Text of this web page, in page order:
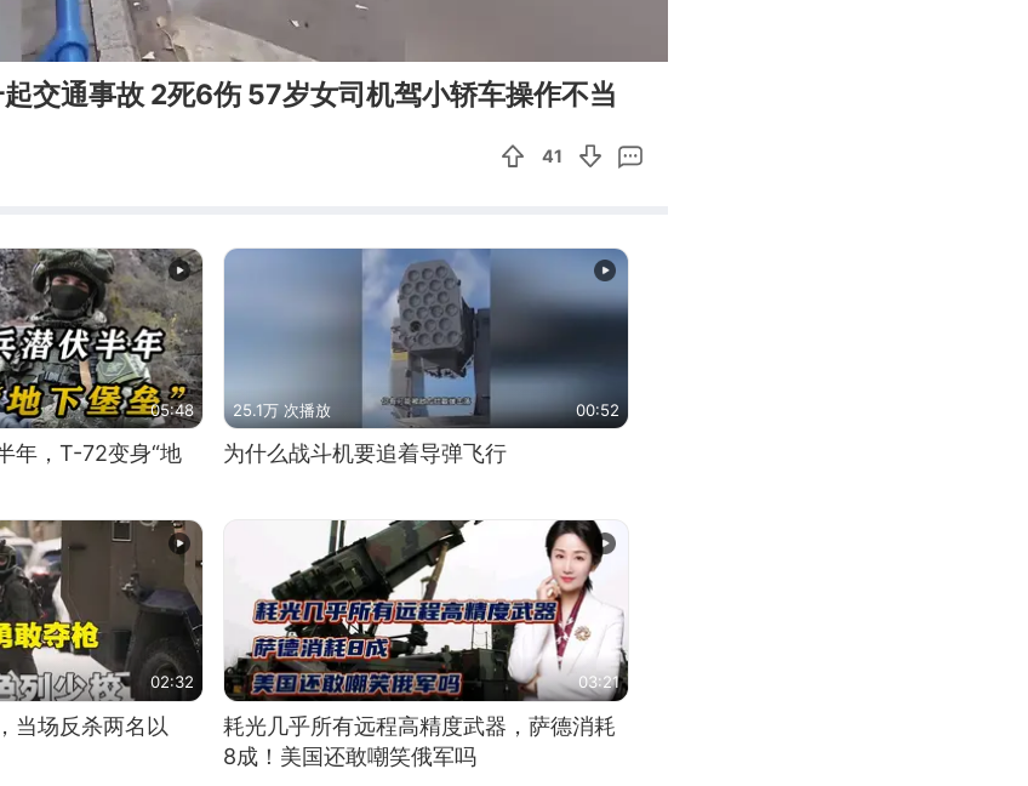
交通事故 2死6伤 57岁女司机驾小轿车操作不当
41
05:48
年，T-72变身“地
25.1万 次播放 00:52
为什么战斗机要追着导弹飞行
02:32
当场反杀两名以
03:21
耗光几乎所有远程高精度武器，萨德消耗
8成！美国还敢嘲笑俄军吗